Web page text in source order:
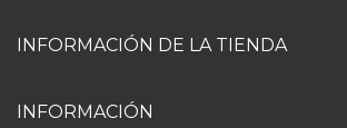
INFORMACIÓN DE LA TIENDA
INFORMACIÓN